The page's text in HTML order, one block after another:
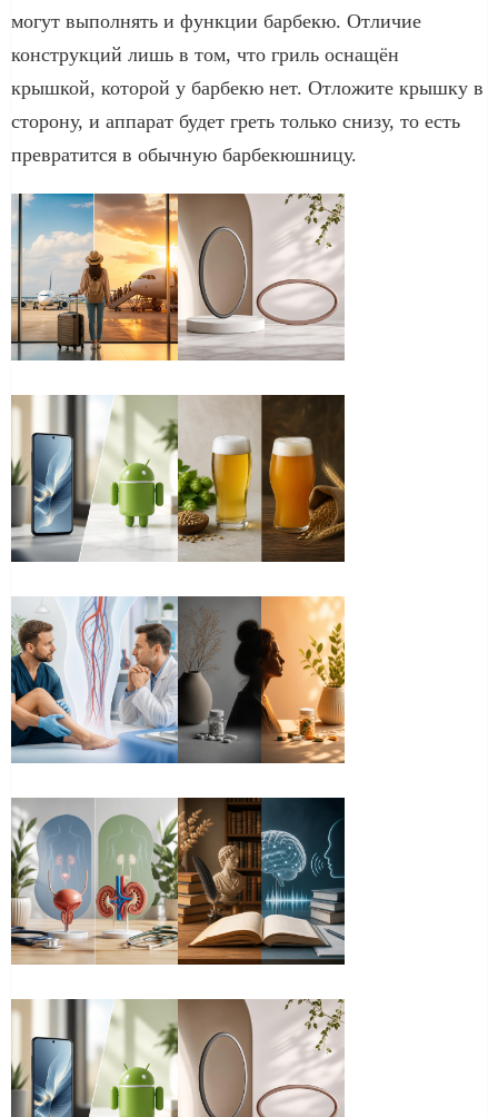
могут выполнять и функции барбекю. Отличие
конструкций лишь в том, что гриль оснащён
крышкой, которой у барбекю нет. Отложите крышку в
сторону, и аппарат будет греть только снизу, то есть
превратится в обычную барбекюшницу.